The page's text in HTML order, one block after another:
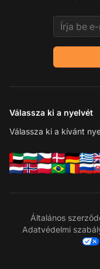
Email
Válassza ki a nyelvét
Válassza ki a kívánt
Általános
Adatvédelmi